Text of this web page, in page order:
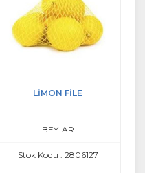
LİMON FİLE
BEY-AR
Stok Kodu : 2806127